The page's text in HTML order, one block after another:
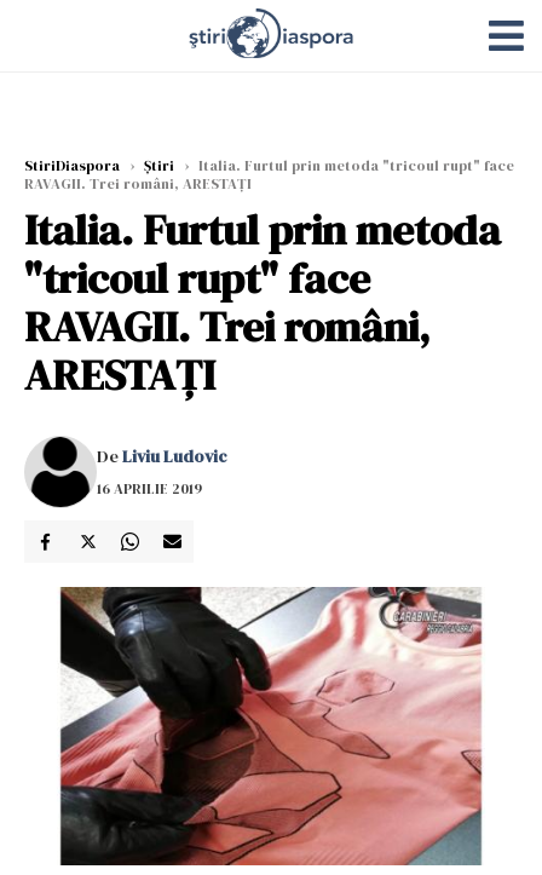
StiriDiaspora › Știri › Italia. Furtul prin metoda "tricoul rupt" face
RAVAGII. Trei români, ARESTAȚI
Italia. Furtul prin metoda
"tricoul rupt" face
RAVAGII. Trei români,
ARESTAȚI
DeLiviu Ludovic
16 APRILIE 2019